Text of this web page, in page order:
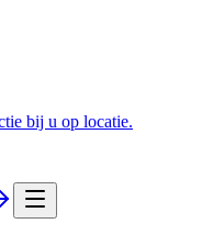
bij u op locatie.